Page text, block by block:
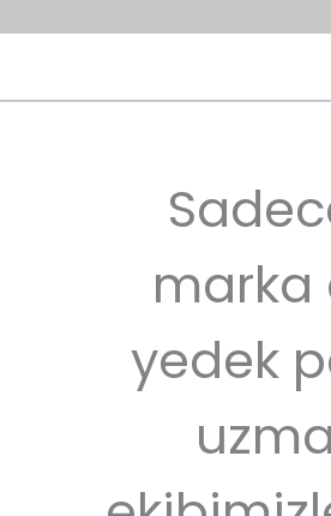
marka
yedek